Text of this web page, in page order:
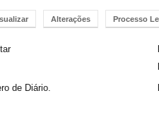
Alterações Processo
de Diário.